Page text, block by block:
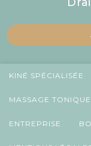
KINÉ SPÉCIALISÉE
MASSAGE TONIQUE
ENTREPRISE